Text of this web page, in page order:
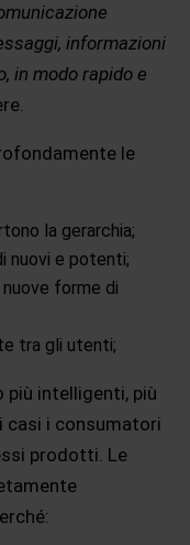
informazioni
in modo rapido e
le
la gerarchia;
nuovi e potenti;
forme di
tra gli utenti;
più intelligenti, più
casi i consumatori
prodotti. Le